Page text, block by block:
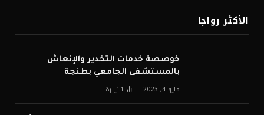
الأكثر رواجا
خوصصة خدمات التخدير والإنعاش
بالمستشفى الجامعي بطنجة
مايو 4, 2023 1 زيارة